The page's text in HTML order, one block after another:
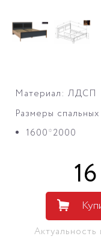
Материал: ЛДСП
Размеры
1600*2000